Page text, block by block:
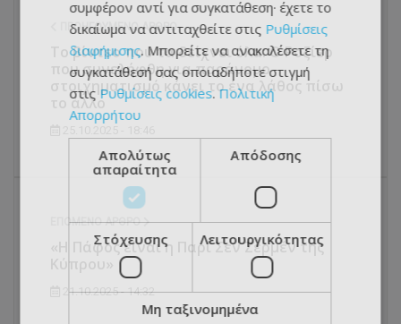
ΠΡΟΗΓΟΎΜΕΝΟ ΆΡΘΡΟ
Το βίντεο που τα δείχνει όλα: Ο Ροζίερ
που συνελήφθη για παράνομο
στοιχηματισμό κάνει το ένα λάθος πίσω
το άλλο
ΕΠΌΜΕΝΟ ΆΡΘΡΟ
«Η Πάφος είναι η Παρί Σεν Ζερμέν της
21.10.2025 - 14:32
συμφέρον αντί για συγκατάθεση· έχετε το
δικαίωμα να αντιταχθείτε στις Ρυθμίσεις
διαφήμισης. Μπορείτε να ανακαλέσετε τη
συγκατάθεσή σας οποιαδήποτε στιγμή
στις Ρυθμίσεις cookies. Πολιτική
Απορρήτου
Απολύτως
απαραίτητα
Απόδοσης
Στόχευσης Λειτουργικότητας
Μη ταξινομημένα